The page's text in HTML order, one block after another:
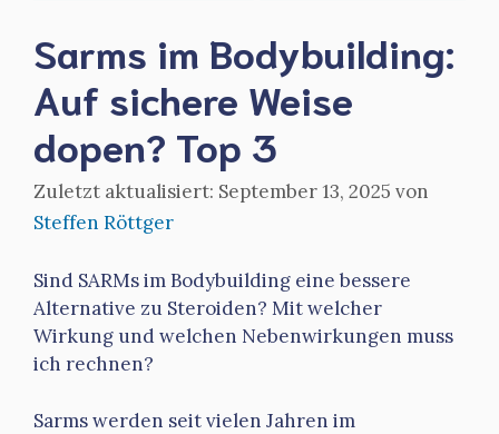
Sarms im Bodybuilding:
Auf sichere Weise
dopen? Top 3
September 13, 2025 von
Steffen Röttger
Sind SARMs im Bodybuilding eine bessere
Alternative zu Steroiden? Mit welcher
Wirkung und welchen Nebenwirkungen muss
ich rechnen?
Sarms werden seit vielen Jahren im